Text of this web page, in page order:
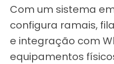
Com um sistema
configura ramais,
e integração com
equipamentos